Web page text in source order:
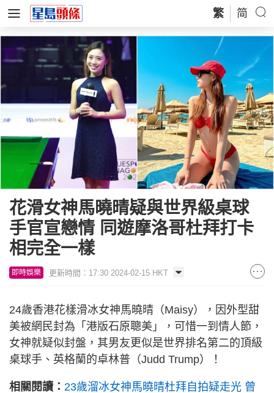
繁 简
花滑女神馬曉晴疑與世界級桌球
手官宣戀情 同遊摩洛哥杜拜打卡
相完全一樣
即時娛樂 更新時間：17:30 2024-02-15 HKT
24歲香港花樣滑冰女神馬曉晴（Maisy），因外型甜
美被網民封為「港版石原聰美」，可惜一到情人節，
女神就疑似封盤，其男友更似是世界排名第二的頂級
桌球手、英格蘭的卓林普（Judd Trump）！
相關閱讀： 23歲溜冰女神馬曉晴杜拜自拍疑走光 曾